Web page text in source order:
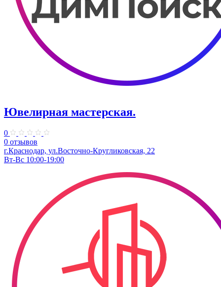
Ювелирная мастерская.
0
0 отзывов
г.Краснодар, ул.​Восточно-Кругликовская, 22
Вт-Вс 10:00-19:00